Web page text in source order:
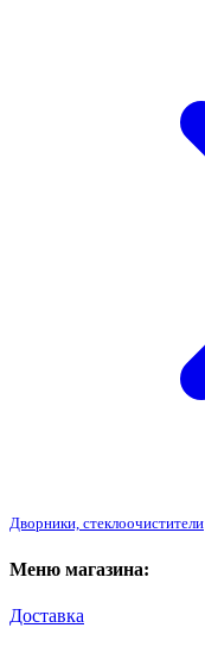
Дворники, стеклоочистители
Меню магазина:
Доставка